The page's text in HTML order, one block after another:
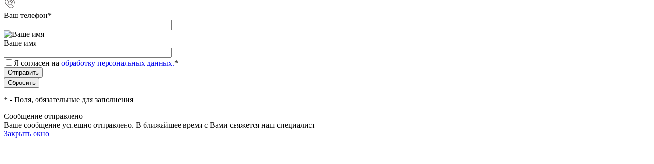
Ваш телефон*
Ваше имя
Я согласен на обработку персональных данных.*
* - Поля, обязательные для заполнения
Сообщение отправлено
Ваше сообщение успешно отправлено. В ближайшее время с Вами свяжется наш специалист
Закрыть окно